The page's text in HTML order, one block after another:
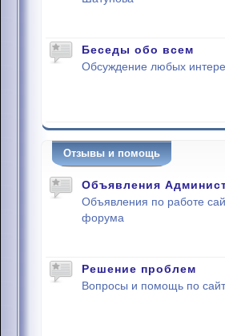
Беседы обо всем
Обсуждение любых
Отзывы и помощь
Объявления
Объявления по работе
форума
Решение проблем
Вопросы и помощь по